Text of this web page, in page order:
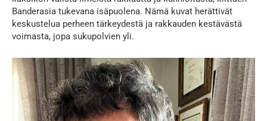
Banderasia tukevana isäpuolena. Nämä kuvat herättivät
keskustelua perheen tärkeydestä ja rakkauden kestävästä
voimasta, jopa sukupolvien yli.